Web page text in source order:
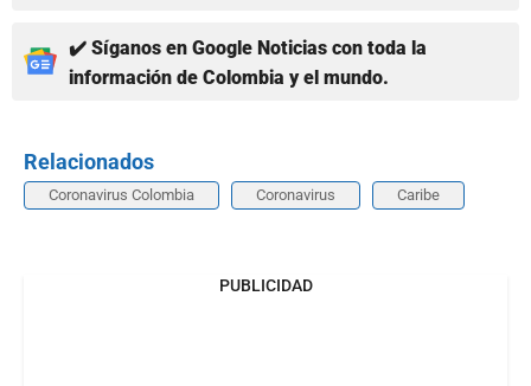
✔️ Síganos en Google Noticias con toda la
información de Colombia y el mundo.
Relacionados
Coronavirus Colombia Coronavirus Caribe
PUBLICIDAD